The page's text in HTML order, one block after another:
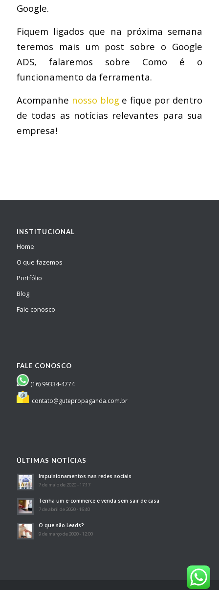
Google.
Fiquem ligados que na próxima semana
teremos mais um post sobre o Google
ADS, falaremos sobre Como é o
funcionamento da ferramenta.
Acompanhe nosso bloge fique por dentro
de todas as notícias relevantes para sua
empresa!
INSTITUCIONAL
Home
O que fazemos
Portfólio
Blog
Fale conosco
FALE CONOSCO
(16) 99334-4774
contato@gutepropaganda.com.br
ÚLTIMAS NOTÍCIAS
Impulsionamentos nas redes sociais
7 de maio de 2020 - 17:17
Tenha um e-commerce e venda sem sair de casa
7 de abril de 2020 - 16:40
O que são Leads?
9 de março de 2020 - 12:00